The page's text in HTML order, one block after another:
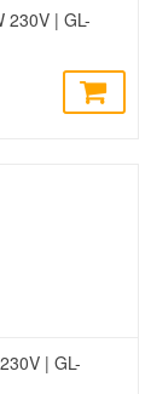
230V | GL-
| GL-